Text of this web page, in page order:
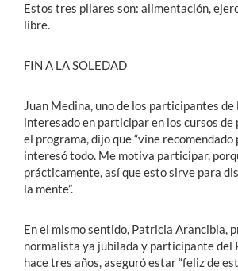
Estos tres pilares son: alimentación,
libre.
FIN A LA SOLEDAD
Juan Medina, uno de los participantes
interesado en participar en los cursos
el programa, dijo que “vine recomendado
interesó todo. Me motiva participar,
prácticamente, así que esto sirve para
la mente”.
En el mismo sentido, Patricia Arancibia,
normalista ya jubilada y participante del
hace tres años, aseguró estar “feliz de